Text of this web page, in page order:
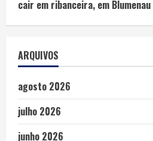
cair em ribanceira, em Blumenau
ARQUIVOS
agosto 2026
julho 2026
junho 2026